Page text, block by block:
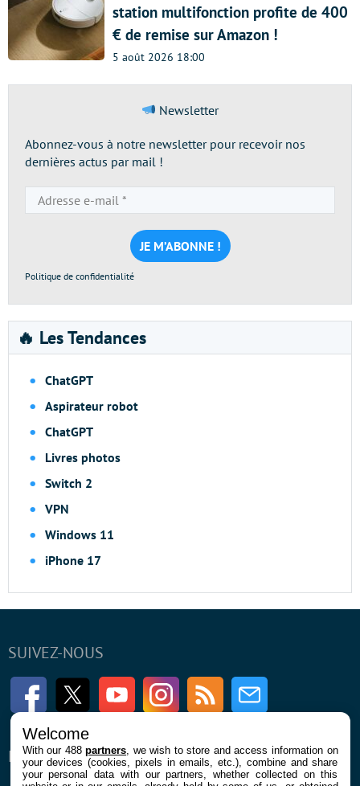
station multifonction profite de 400
€ de remise sur Amazon !
5 août 2026 18:00
Newsletter
Abonnez-vous à notre newsletter pour recevoir nos
dernières actus par mail !
e-
mail
*
Politique de confidentialité
🔥 Les Tendances
ChatGPT
Aspirateur robot
ChatGPT
Livres photos
Switch 2
VPN
Windows 11
iPhone 17
SUIVEZ-NOUS
FacebookTwitter Youtube InstagramRSS Newsletter
ENTREPRISE À PROPOS
Welcome
With our 488partners , we wish to store and access information on
your devices (cookies, pixels in emails, etc.), combine and share
your personal data with our partners, whether collected on this